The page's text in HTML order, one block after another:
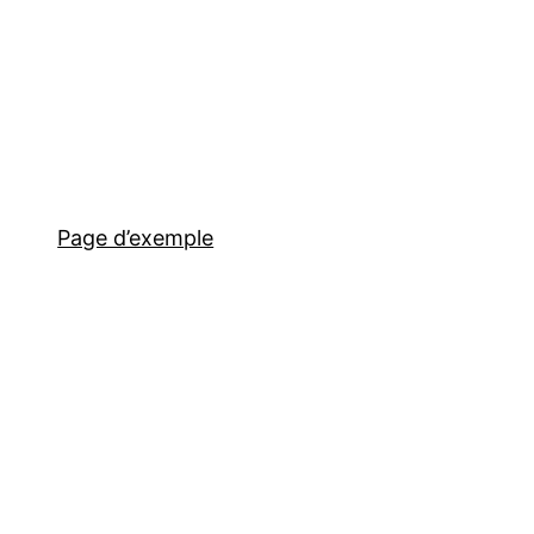
Page d’exemple